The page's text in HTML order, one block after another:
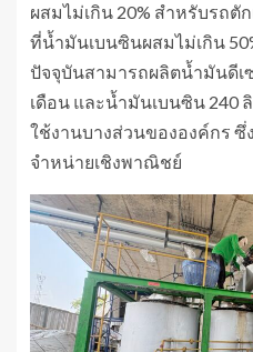
ผสมไม่เกิน 20% สำหรับรถ
ที่น้ำมันเบนซินผสมไม่เกิน
ปัจจุบันสามารถผลิตน้ำมันดีเ
เดือน และน้ำมันเบนซิน 240
ใช้งานบางส่วนขององค์กร ซึ่
จำหน่ายเชิงพาณิชย์